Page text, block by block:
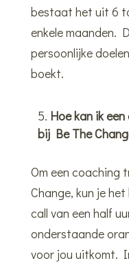
bestaat het uit 6
enkele maanden.
persoonlijke
boekt.
Hoe kan ik
bij Be The
Om een
Change, kun je
call van een half
onderstaande
voor jou uitkomt.